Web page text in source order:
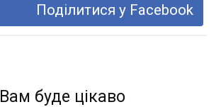
Поділитися у Facebook
Вам буде цікаво